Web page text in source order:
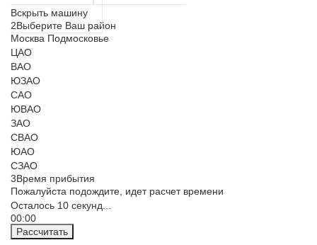
Вскрыть машину
2Выберите Ваш район
Москва Подмосковье
ЦАО
ВАО
ЮЗАО
САО
ЮВАО
ЗАО
СВАО
ЮАО
СЗАО
3Время прибытия
Пожалуйста подождите, идет расчет времени
Осталось 10 секунд...
00:00
Рассчитать